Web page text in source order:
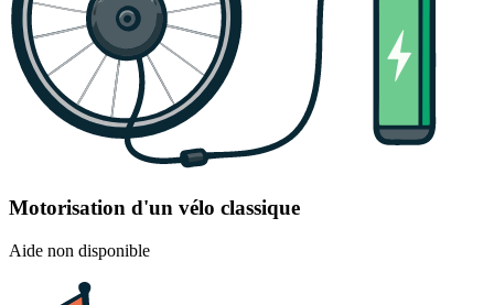
Motorisation d'un vélo classique
Aide non disponible